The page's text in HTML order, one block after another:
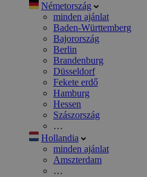
Németország
minden ajánlat
Baden-Württemberg
Bajorország
Berlin
Brandenburg
Düsseldorf
Fekete erdő
Hamburg
Hessen
Szászország
…
Hollandia
minden ajánlat
Amszterdam
…